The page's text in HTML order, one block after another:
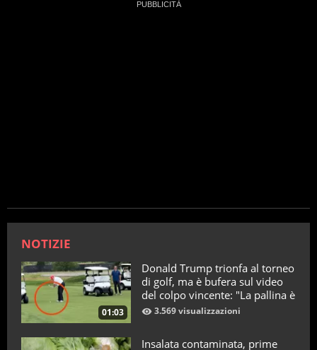
NOTIZIE
01:03
Donald Trump trionfa al torneo
di golf, ma è bufera sul video
del colpo vincente: "La pallina è
telecomandata"
3.569 visualizzazioni
Insalata contaminata, prime